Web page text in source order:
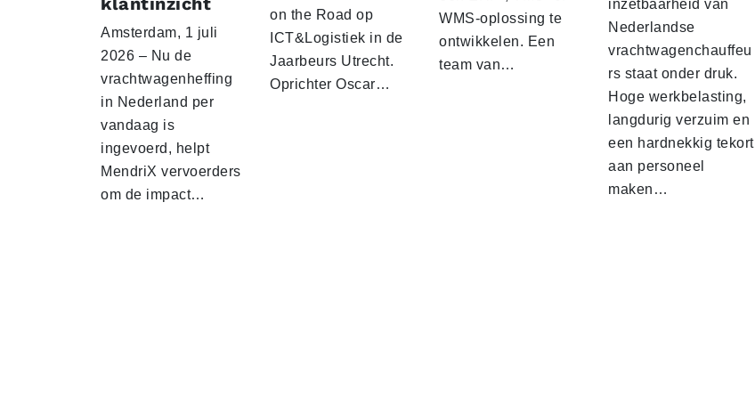
Amsterdam, 1 juli
2026 – Nu de
vrachtwagenheffing
in Nederland per
vandaag is
ingevoerd, helpt
MendriX vervoerders
om de impact…
on the Road op
ICT&Logistiek in de
Jaarbeurs Utrecht.
Oprichter Oscar…
WMS-oplossing te
ontwikkelen. Een
team van…
inzetbaarheid van
Nederlandse
vrachtwagenchauffeu
rs staat onder druk.
Hoge werkbelasting,
langdurig verzuim en
een hardnekkig tekort
aan personeel
maken…